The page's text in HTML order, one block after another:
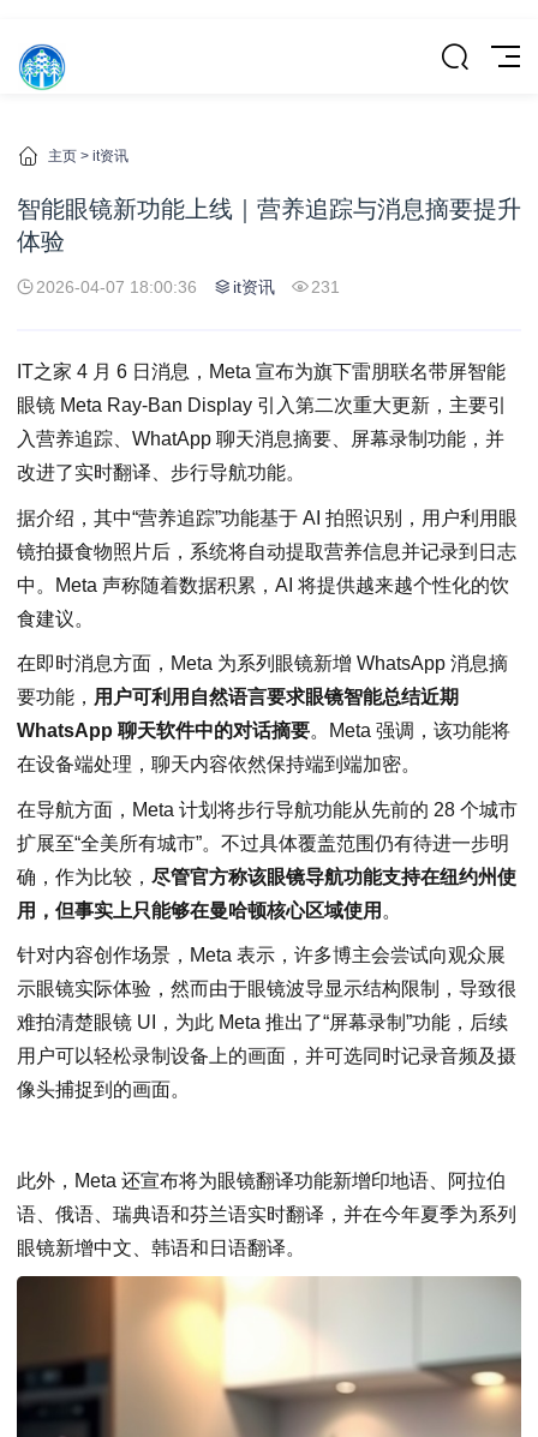
主页 > it资讯
智能眼镜新功能上线｜营养追踪与消息摘要提升
体验
2026-04-07 18:00:36 it资讯 231
IT之家 4 月 6 日消息，Meta 宣布为旗下雷朋联名带屏智能
眼镜 Meta Ray-Ban Display 引入第二次重大更新，主要引
入营养追踪、WhatApp 聊天消息摘要、屏幕录制功能，并
改进了实时翻译、步行导航功能。
据介绍，其中“营养追踪”功能基于 AI 拍照识别，用户利用眼
镜拍摄食物照片后，系统将自动提取营养信息并记录到日志
中。Meta 声称随着数据积累，AI 将提供越来越个性化的饮
食建议。
在即时消息方面，Meta 为系列眼镜新增 WhatsApp 消息摘
要功能， 用户可利用自然语言要求眼镜智能总结近期
WhatsApp 聊天软件中的对话摘要。Meta 强调，该功能将
在设备端处理，聊天内容依然保持端到端加密。
在导航方面，Meta 计划将步行导航功能从先前的 28 个城市
扩展至“全美所有城市”。不过具体覆盖范围仍有待进一步明
确，作为比较， 尽管官方称该眼镜导航功能支持在纽约州使
用，但事实上只能够在曼哈顿核心区域使用 。
针对内容创作场景，Meta 表示，许多博主会尝试向观众展
示眼镜实际体验，然而由于眼镜波导显示结构限制，导致很
难拍清楚眼镜 UI，为此 Meta 推出了“屏幕录制”功能，后续
用户可以轻松录制设备上的画面，并可选同时记录音频及摄
像头捕捉到的画面。
此外，Meta 还宣布将为眼镜翻译功能新增印地语、阿拉伯
语、俄语、瑞典语和芬兰语实时翻译，并在今年夏季为系列
眼镜新增中文、韩语和日语翻译。